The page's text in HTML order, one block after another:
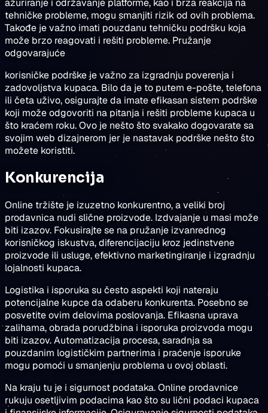
ažuriranje i održavanje platforme, kao i brza reakcija na
tehničke probleme, mogu smanjiti rizik od ovih problema.
Takođe je važno imati pouzdanu tehničku podršku koja
može brzo reagovati i rešiti probleme. Pružanje
odgovarajuće
korisničke podrške je važno za izgradnju poverenja i
zadovoljstva kupaca. Bilo da je to putem e-pošte, telefona
ili četa uživo, osigurajte da imate efikasan sistem podrške
koji može odgovoriti na pitanja i rešiti probleme kupaca u
što kraćem roku. Ovo je nešto što svakako dogovarate sa
svojim web dizajnerom jer je nastavak podrške nešto što
možete koristiti.
Konkurencija
Online tržište je izuzetno konkurentno, a veliki broj
prodavnica nudi slične proizvode. Izdvajanje u masi može
biti izazov. Fokusirajte se na pružanje izvanrednog
korisničkog iskustva, diferencijaciju kroz jedinstvene
proizvode ili usluge, efektivno marketingiranje i izgradnju
lojalnosti kupaca.
Logistika i isporuka su često aspekti koji nateraju
potencijalne kupce da odaberu konkurenta. Posebno se
posvetite ovim delovima poslovanja. Efikasna uprava
zalihama, obrada porudžbina i isporuka proizvoda mogu
biti izazov. Automatizacija procesa, saradnja sa
pouzdanim logističkim partnerima i praćenje isporuke
mogu pomoći u smanjenju problema u ovoj oblasti.
Na kraju tu je i sigurnost podataka. Online prodavnice
rukuju osetljivim podacima kao što su lični podaci kupaca